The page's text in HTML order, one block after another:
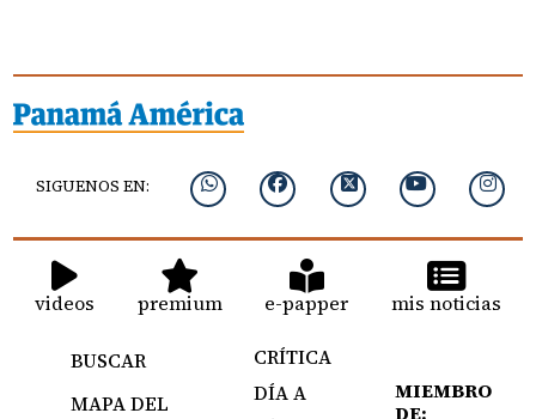
SIGUENOS EN:
videos premium e-papper mis noticias
BUSCAR
MAPA DEL
CRÍTICA
DÍA A
MIEMBRO
DE: